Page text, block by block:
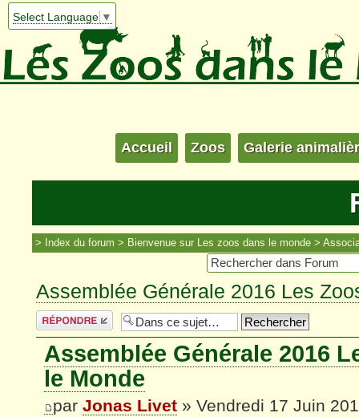
Select Language ▼
Accueil Zoos Galerie
Index du forum Bienvenue sur Les zoos dans le monde
Assemblée Générale 2016 Les
Répondre
Assemblée Générale 2016
le Monde
par Jonas Livet » Vendredi 17 Juin